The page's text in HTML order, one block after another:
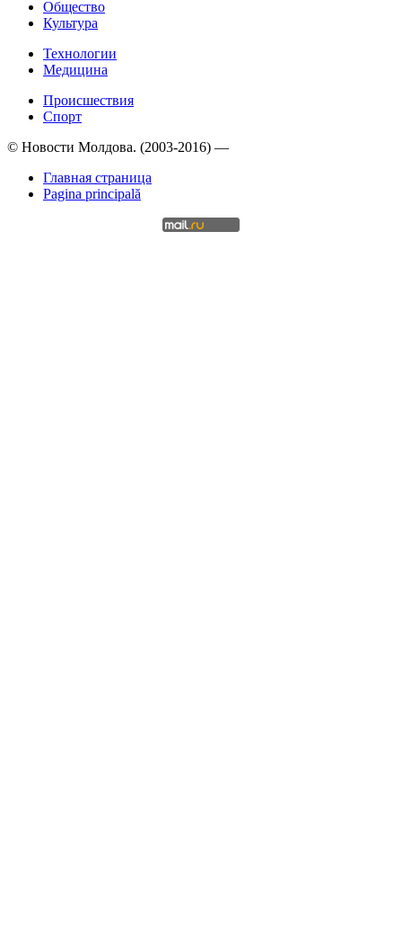
Общество
Культура
Технологии
Медицина
Происшествия
Спорт
© Новости Молдова. (2003-2016) —
Главная страница
Pagina principală